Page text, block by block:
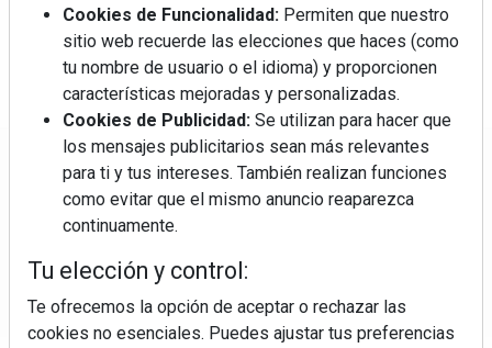
Regístrate y accede a contenidos
exclusivos
Cookies de Funcionalidad: Permiten que nuestro
sitio web recuerde las elecciones que haces (como
tu nombre de usuario o el idioma) y proporcionen
características mejoradas y personalizadas.
Cookies de Publicidad: Se utilizan para hacer que
los mensajes publicitarios sean más relevantes
para ti y tus intereses. También realizan funciones
como evitar que el mismo anuncio reaparezca
continuamente.
Tu elección y control:
Te ofrecemos la opción de aceptar o rechazar las
cookies no esenciales. Puedes ajustar tus preferencias